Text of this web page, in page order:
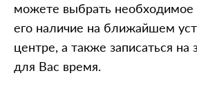
можете выбрать необходимое
его наличие на ближайшем
центре, а также записаться на
для Вас время.